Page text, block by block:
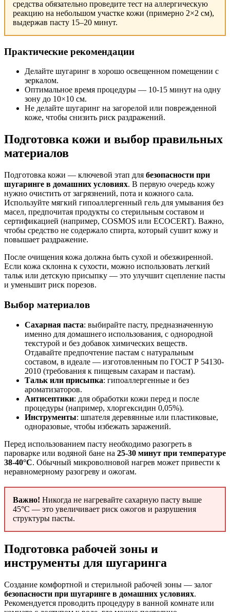
средства обязательно проведите тест на аллергическую
реакцию на небольшом участке кожи (примерно 2×2 см),
выдержав пасту 15–20 минут.
Практические рекомендации
Делайте шугаринг в хорошо освещенном помещении с
зеркалом.
Оптимальное время процедуры — 10-15 минут на одну
зону до 10×10 см.
Не делайте шугаринг на загорелой или поврежденной
коже, чтобы снизить риск раздражений.
Подготовка кожи и выбор правильных
материалов
Подготовка кожи — ключевой этап для безопасности при
шугаринге в домашних условиях. В первую очередь кожу
нужно очистить от загрязнений, пота и кожного сала.
Используйте мягкий гипоаллергенный гель для умывания без
масел, предпочитая продукты со стерильным составом и
сертификацией (например, COSMOS или ECOCERT). Важно,
чтобы средство не содержало спирта, который сушит кожу и
повышает раздражение.
После очищения кожа должна быть сухой и обезжиренной.
Если кожа склонна к сухости, можно использовать легкий
тальк или детскую присыпку — это улучшит сцепление пасты
и уменьшит риск порезов.
Выбор материалов
Сахарная паста: выбирайте пасту, предназначенную
именно для домашнего использования, с однородной
текстурой и без добавок химических веществ.
Отдавайте предпочтение пастам с натуральным
составом, в идеале — изготовленным по ГОСТ Р 54130-
2010 (требования к пищевым сахарам и пастам).
Тальк или присыпка: гипоаллергенные и без
ароматизаторов.
Антисептики: для обработки кожи перед и после
процедуры (например, хлоргексидин 0,05%).
Инструменты: шпателя деревянные или пластиковые,
одноразовые, чтобы избежать заражений.
Перед использованием пасту необходимо разогреть в
пароварке или водяной бане на 25-30 минут при температуре
38-40°C. Обычный микроволновой нагрев может привести к
неравномерному разогреву и ожогам.
Важно! Никогда не нагревайте сахарную пасту выше
45°C — это увеличивает риск ожогов и разрушения
структуры пасты.
Подготовка рабочей зоны и
инструменты для шугаринга
Создание комфортной и стерильной рабочей зоны — залог
безопасности при шугаринге в домашних условиях.
Рекомендуется проводить процедуру в ванной комнате или